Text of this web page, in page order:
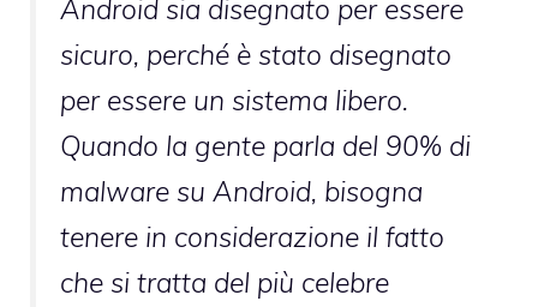
Android sia disegnato per essere
sicuro, perché è stato disegnato
per essere un sistema libero.
Quando la gente parla del 90% di
malware su Android, bisogna
tenere in considerazione il fatto
che si tratta del più celebre